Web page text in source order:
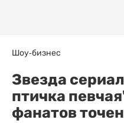
Шоу-бизнес
Звезда
птичка
фанатов